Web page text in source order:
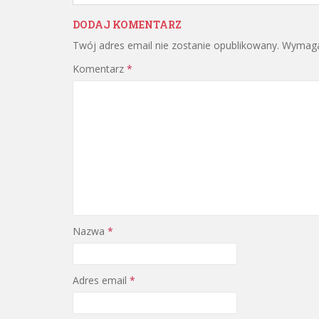
DODAJ KOMENTARZ
Twój adres email nie zostanie opublikowany.
Komentarz *
Nazwa *
Adres email *